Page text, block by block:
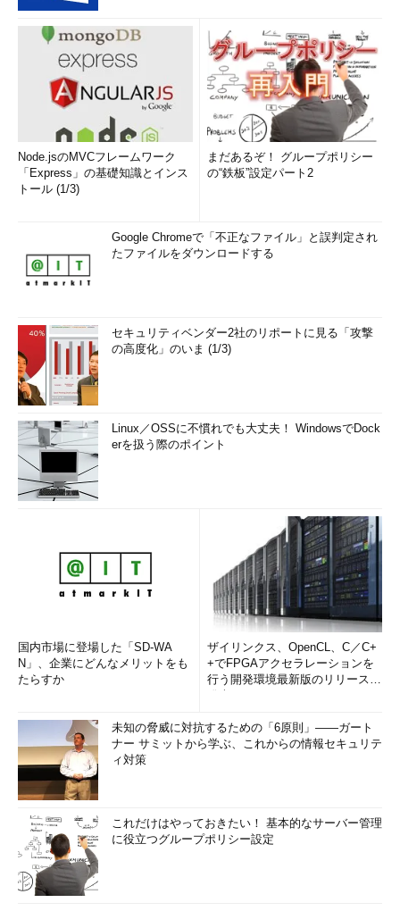
Node.jsのMVCフレームワーク
「Express」の基礎知識とインス
トール (1/3)
まだあるぞ！ グループポリシー
の“鉄板”設定パート2
Google Chromeで「不正なファイル」と誤判定され
たファイルをダウンロードする
セキュリティベンダー2社のリポートに見る「攻撃
の高度化」のいま (1/3)
Linux／OSSに不慣れでも大丈夫！ WindowsでDock
erを扱う際のポイント
国内市場に登場した「SD-WA
N」、企業にどんなメリットをも
たらすか
ザイリンクス、OpenCL、C／C+
+でFPGAアクセラレーションを
行う開発環境最新版のリリースを
未知の脅威に対抗するための「6原則」――ガート
ナー サミットから学ぶ、これからの情報セキュリテ
ィ対策
これだけはやっておきたい！ 基本的なサーバー管理
に役立つグループポリシー設定